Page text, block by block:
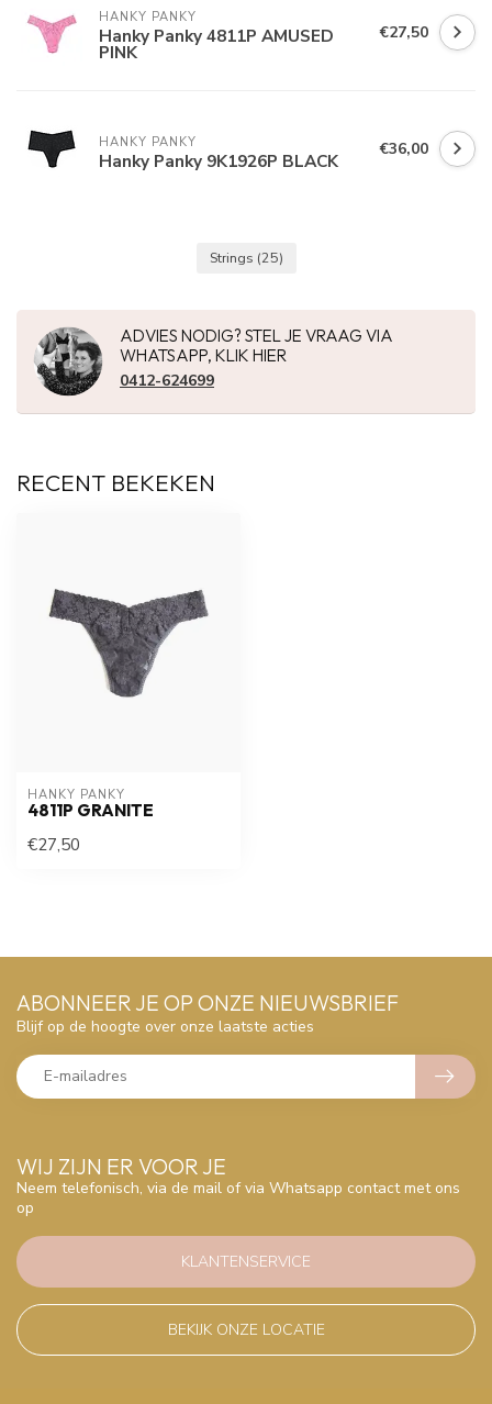
HANKY PANKY
Hanky Panky 4811P AMUSED
PINK
€27,50
HANKY PANKY
Hanky Panky 9K1926P BLACK €36,00
Strings (25)
ADVIES NODIG? STEL JE VRAAG VIA
WHATSAPP, KLIK HIER
0412-624699
RECENT BEKEKEN
HANKY PANKY
4811P GRANITE
€27,50
WIJ ZIJN ER VOOR JE
Neem telefonisch, via de mail of via Whatsapp contact met ons
op
KLANTENSERVICE
BEKIJK ONZE LOCATIE
ABONNEER JE OP ONZE NIEUWSBRIEF
Blijf op de hoogte over onze laatste acties